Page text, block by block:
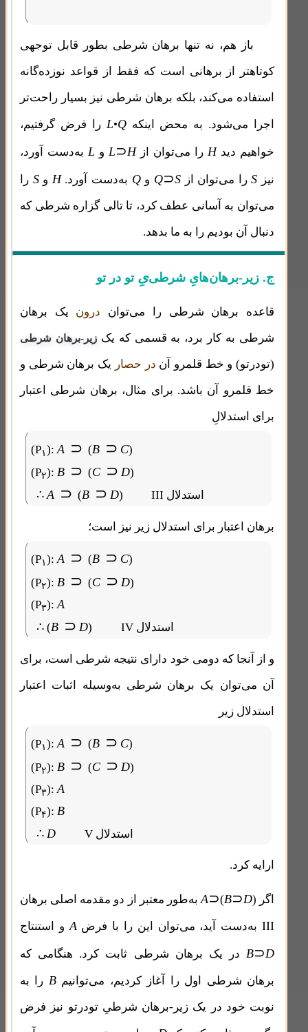
باز هم، نه تنها برهان شرطی بطور قابل توجهی
کوتاهتر از برهانی است که فقط از قواعد نوزده‌گانه
استفاده می‌کند، بلکه برهان شرطی نیز بسیار راحت‌تر
اجرا می‌شود. به محض اینکه L•Q را فرض گرفتیم،
خواهیم دیدH را می‌توان از L⊃H و L به‌دست آورد،
نیز Sرا می‌توان از Q⊃S وQ به‌دست آورد.H وS را
می‌توان به آسانی عطف کرد، تا تالی گزاره شرطی که
دنبال آن بودیم را به ما بدهد.
ج. زیر-برهان‌هایِ شرطی‌یِ تو در تو
قاعده برهان شرطی را می‌توان درون یک برهان
شرطی به کار برد، به قسمی که یکزیر-برهان شرطی
(تودرتو) و خط قلمرو آن در حصار یک برهان شرطی و
خط قلمرو آن باشد. برای مثال، برهان شرطی اعتبار
برای استدلالِ
(P۱ ):A ⊃ (B ⊃ C)
(P۲):B ⊃ (C ⊃ D)
∴ A ⊃ (B ⊃ D) III استدلال
برهان اعتبار برای استدلال زیر نیز است؛
(P۱):A ⊃ (B ⊃ C)
(P۲): B ⊃ (C ⊃ D)
(P۳):A
∴(B ⊃ D) IV استدلال
و از آنجا که دومی خود دارای نتیجه شرطی است، برای
آن می‌توان یک برهان شرطی به‌وسیله اثبات اعتبار
استدلال زیر
(P۱):A ⊃ (B ⊃ C)
(P۲): B ⊃ (C ⊃ D)
(P۳):A
(P۴):B
∴ D V استدلال
ارایه کرد.
اگر A⊃(B⊃D) به‌طور معتبر از دو مقدمه اصلی برهان
IIIبه‌دست آید، می‌توان این را با فرضAو استنتاج
B⊃D در یک برهان شرطی ثابت کرد. هنگامی که
برهان شرطی اول را آغاز کردیم، می‌توانیمB را به
نوبت خود در یک زیر-برهان شرطیِ تودرتو نیز فرض